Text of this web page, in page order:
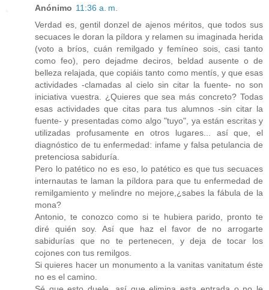
Anónimo 11:36 a. m.
Verdad es, gentil donzel de ajenos méritos, que todos sus
secuaces le doran la píldora y relamen su imaginada herida
(voto a bríos, cuán remilgado y femíneo sois, casi tanto
como feo), pero dejadme deciros, beldad ausente o de
belleza relajada, que copiáis tanto como mentís, y que esas
actividades -clamadas al cielo sin citar la fuente- no son
iniciativa vuestra. ¿Quieres que sea más concreto? Todas
esas actividades que citas para tus alumnos -sin citar la
fuente- y presentadas como algo "tuyo", ya están escritas y
utilizadas profusamente en otros lugares... así que, el
diagnóstico de tu enfermedad: infame y falsa petulancia de
pretenciosa sabiduría.
Pero lo patético no es eso, lo patético es que tus secuaces
internautas te laman la píldora para que tu enfermedad de
remilgamiento y melindre no mejore,¿sabes la fábula de la
mona?
Antonio, te conozco como si te hubiera parido, pronto te
diré quién soy. Así que haz el favor de no arrogarte
sabidurías que no te pertenecen, y deja de tocar los
cojones con tus remilgos.
Si quieres hacer un monumento a la vanitas vanitatum éste
no es el camino.